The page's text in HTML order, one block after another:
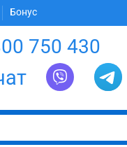
Бонус
750 430